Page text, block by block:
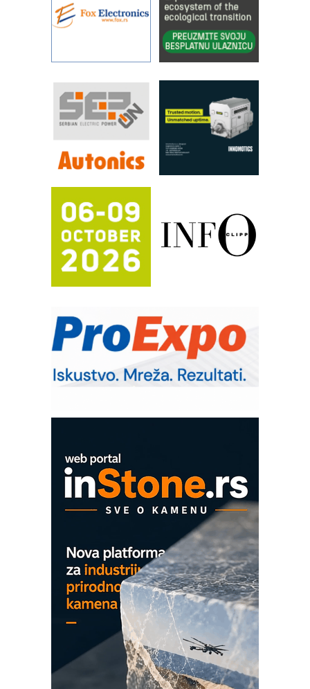
YAMADA pumpe – japanska
pouzdanost u transferu fluida
Filtration Group Industrial – Napredna
rešenja za filtraciju u hidrauličkim i
RILINEX kompanije Rittal
FANUC: Najbolje za vašu pametnu
automatizaciju
Efikasno upravljanje energijom
Automatizacija pakovanja · Display
Potpuna efikasnost bez složenih
sistema
Trajna oznaka kao dugoročna korist
Bezbednost na prvom mestu!
IB BLUMENAUER - više od 40 godina
poverenja u industriji
– Pametna signalizacija za efikasnije
upravljanje mašinama
Sigurnije ispitivanje transformatora u
solarnim elektranama i vetroparkovima
Pranje točkova na gradilištu- standard
Proizvodnja iC7 Hybrid 1500 VDC
COMBYPACK
EVOKS Maintenance Management
ROSA i SCHUNK podižu proizvodnju
Detekcija različitih oblika